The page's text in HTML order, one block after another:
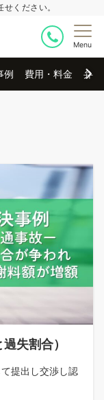
ください。
Menu
例 費用・料金 弁
失割合）
提出し交渉し認